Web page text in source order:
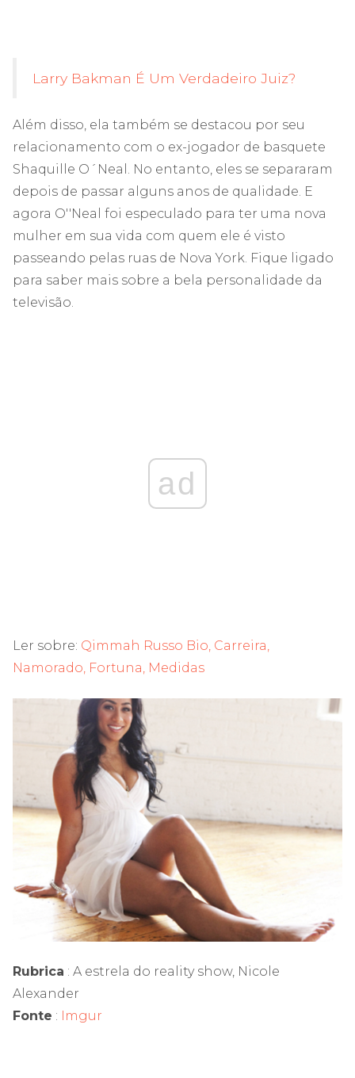
Larry Bakman É Um Verdadeiro Juiz?
Além disso, ela também se destacou por seu
relacionamento com o ex-jogador de basquete
Shaquille O´Neal. No entanto, eles se separaram
depois de passar alguns anos de qualidade. E
agora O''Neal foi especulado para ter uma nova
mulher em sua vida com quem ele é visto
passeando pelas ruas de Nova York. Fique ligado
para saber mais sobre a bela personalidade da
televisão.
ad
Ler sobre: Qimmah Russo Bio, Carreira,
Namorado, Fortuna, Medidas
Rubrica : A estrela do reality show, Nicole
Alexander
Fonte : Imgur